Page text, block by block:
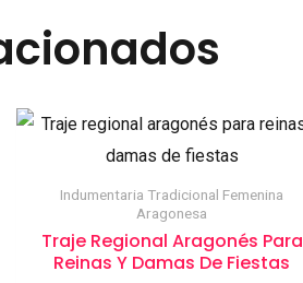
Indumentaria Tradicional Femenina
Aragonesa
Traje Regional Aragonés Para
Reinas Y Damas De Fiestas